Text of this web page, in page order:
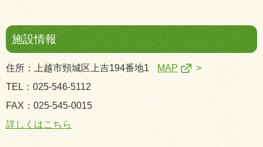
施設情報
住所：上越市頸城区上吉194番地1
MAP
TEL：025-546-5112
FAX：025-545-0015
詳しくはこちら